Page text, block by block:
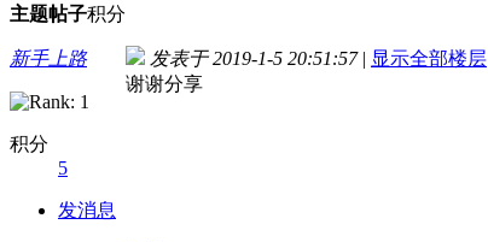
主题帖子积分
新手上路
积分
5
发消息
发表于 2019-1-5 20:51:57 | 显示全部楼层
谢谢分享